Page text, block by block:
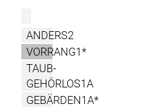
ANDERS2
VORRANG1*
TAUB-
GEHÖRLOS1A
GEBÄRDEN1A*